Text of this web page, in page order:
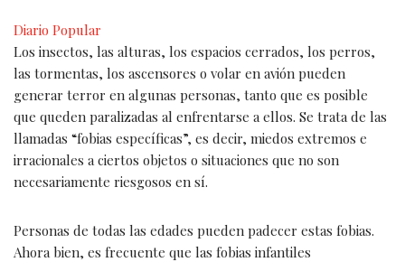
Diario Popular
Los insectos, las alturas, los espacios cerrados, los perros,
las tormentas, los ascensores o volar en avión pueden
generar terror en algunas personas, tanto que es posible
que queden paralizadas al enfrentarse a ellos. Se trata de las
llamadas “fobias específicas”, es decir, miedos extremos e
irraciona­les a ciertos objetos o situaciones que no son
necesariamente riesgo­sos en sí.
Personas de todas las edades pueden padecer estas fobias.
Ahora bien, es frecuente que las fobias infantiles